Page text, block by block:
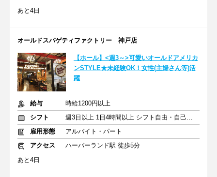
あと4日
オールドスパゲティファクトリー 神戸店
【ホール】<週3～>可愛いオールドアメリカ
ンSTYLE★未経験OK！女性(主婦さん等)活
躍
給与
時給1200円以上
シフト
週3日以上 1日4時間以上 シフト自由・自己申告
雇用形態
アルバイト・パート
アクセス
ハーバーランド駅 徒歩5分
あと4日